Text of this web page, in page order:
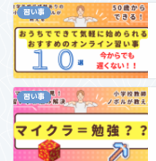
習い事
習い事